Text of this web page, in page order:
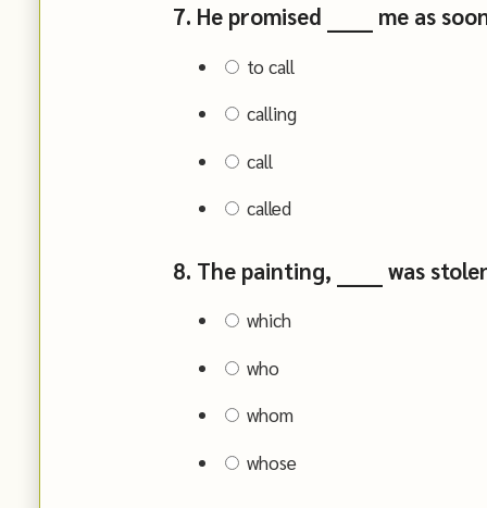
7. He promised ______ me as
to call
calling
call
called
8. The painting, ______ was
which
who
whom
whose